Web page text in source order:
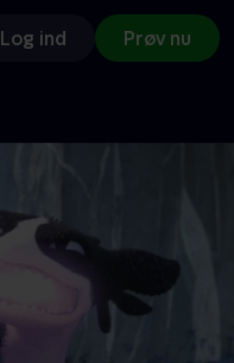
Log ind Prøv nu